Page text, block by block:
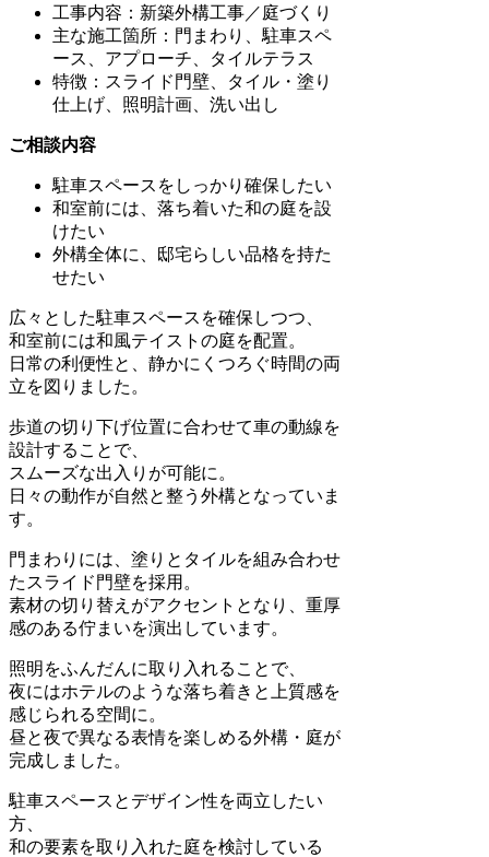
工事内容：新築外構工事／庭づくり
主な施工箇所：門まわり、駐車スペ
ース、アプローチ、タイルテラス
特徴：スライド門壁、タイル・塗り
仕上げ、照明計画、洗い出し
ご相談内容
駐車スペースをしっかり確保したい
和室前には、落ち着いた和の庭を設
けたい
外構全体に、邸宅らしい品格を持た
せたい
広々とした駐車スペースを確保しつつ、
和室前には和風テイストの庭を配置。
日常の利便性と、静かにくつろぐ時間の両
立を図りました。
歩道の切り下げ位置に合わせて車の動線を
設計することで、
スムーズな出入りが可能に。
日々の動作が自然と整う外構となっていま
す。
門まわりには、塗りとタイルを組み合わせ
たスライド門壁を採用。
素材の切り替えがアクセントとなり、重厚
感のある佇まいを演出しています。
照明をふんだんに取り入れることで、
夜にはホテルのような落ち着きと上質感を
感じられる空間に。
昼と夜で異なる表情を楽しめる外構・庭が
完成しました。
駐車スペースとデザイン性を両立したい
方、
和の要素を取り入れた庭を検討している